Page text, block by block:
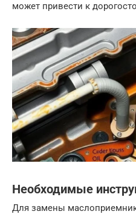
может привести к
Необходимые
Для замены